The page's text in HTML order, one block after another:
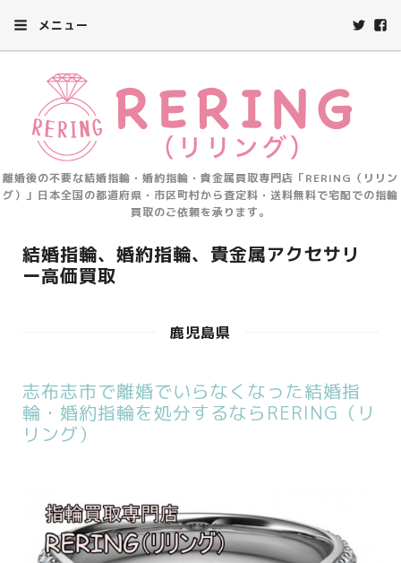
メニュー
離婚後の不要な結婚指輪・婚約指輪・貴金属買取専門店「RERING（リリン
グ）」日本全国の都道府県・市区町村から査定料・送料無料で宅配での指輪
買取のご依頼を承ります。
結婚指輪、婚約指輪、貴金属アクセサリ
ー高価買取
鹿児島県
志布志市で離婚でいらなくなった結婚指
輪・婚約指輪を処分するならRERING（リ
リング）